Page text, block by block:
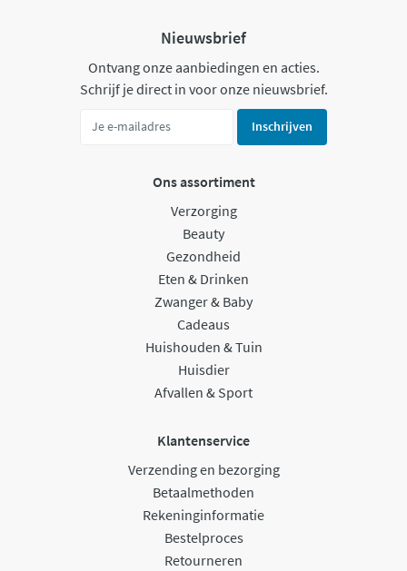
Nieuwsbrief
Ontvang onze aanbiedingen en acties.
Schrijf je direct in voor onze nieuwsbrief.
Inschrijven
Ons assortiment
Verzorging
Beauty
Gezondheid
Eten & Drinken
Zwanger & Baby
Cadeaus
Huishouden & Tuin
Huisdier
Afvallen & Sport
Klantenservice
Verzending en bezorging
Betaalmethoden
Rekeninginformatie
Bestelproces
Retourneren